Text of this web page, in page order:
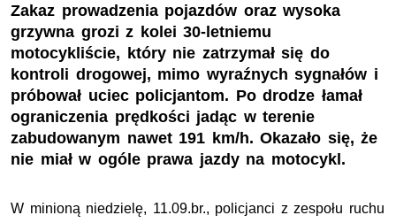
Zakaz prowadzenia pojazdów oraz wysoka
grzywna grozi z kolei 30-letniemu
motocykliście, który nie zatrzymał się do
kontroli drogowej, mimo wyraźnych sygnałów i
próbował uciec policjantom. Po drodze łamał
ograniczenia prędkości jadąc w terenie
zabudowanym nawet 191 km/h. Okazało się, że
nie miał w ogóle prawa jazdy na motocykl.
W minioną niedzielę, 11.09.br., policjanci z zespołu ruchu